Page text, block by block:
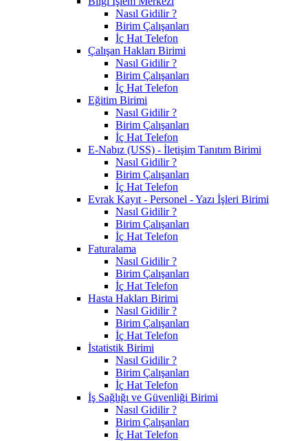
Nasıl Gidilir ?
Birim Çalışanları
İç Hat Telefon
Çalışan Hakları Birimi
Nasıl Gidilir ?
Birim Çalışanları
İç Hat Telefon
Eğitim Birimi
Nasıl Gidilir ?
Birim Çalışanları
İç Hat Telefon
E-Nabız (USS) - İletişim Tanıtım Birimi
Nasıl Gidilir ?
Birim Çalışanları
İç Hat Telefon
Evrak Kayıt - Personel - Yazı İşleri Birimi
Nasıl Gidilir ?
Birim Çalışanları
İç Hat Telefon
Faturalama
Nasıl Gidilir ?
Birim Çalışanları
İç Hat Telefon
Hasta Hakları Birimi
Nasıl Gidilir ?
Birim Çalışanları
İç Hat Telefon
İstatistik Birimi
Nasıl Gidilir ?
Birim Çalışanları
İç Hat Telefon
İş Sağlığı ve Güvenliği Birimi
Nasıl Gidilir ?
Birim Çalışanları
İç Hat Telefon